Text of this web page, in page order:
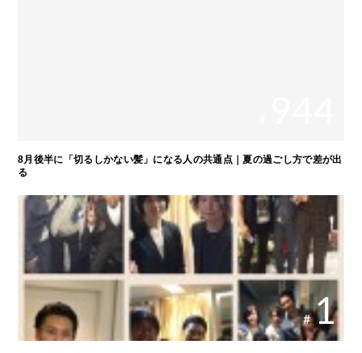
8月後半に「切るしかない髪」になる人の共通点｜夏の過ごし方で差が出
る
# 1